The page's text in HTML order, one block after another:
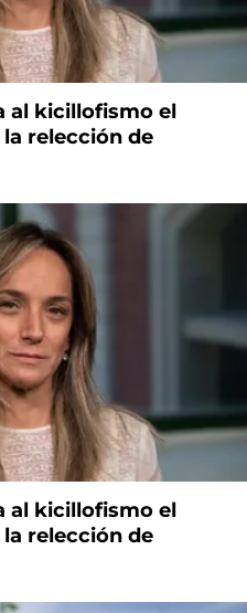
al kicillofismo el
relección de
al kicillofismo el
relección de